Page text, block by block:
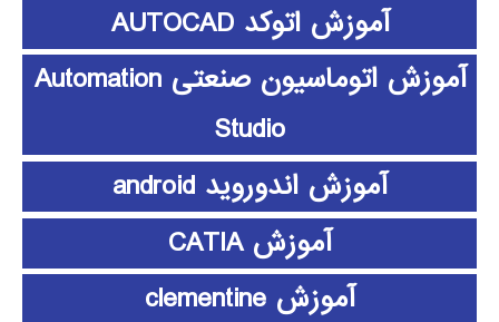
آموزش اتوکد AUTOCAD
آموزش اتوماسیون صنعتی Automation
Studio
آموزش اندوروید android
آموزش CATIA
آموزش clementine